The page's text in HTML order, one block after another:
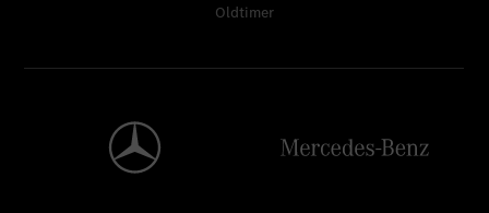
Oldtimer